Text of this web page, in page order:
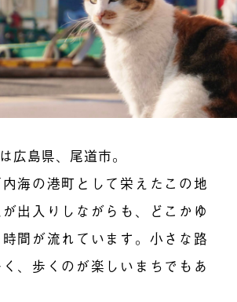
広島県、尾道市。
海の港町として栄えたこの地
出入りしながらも、どこかゆ
間が流れています。小さな路
、歩くのが楽しいまちでもあ